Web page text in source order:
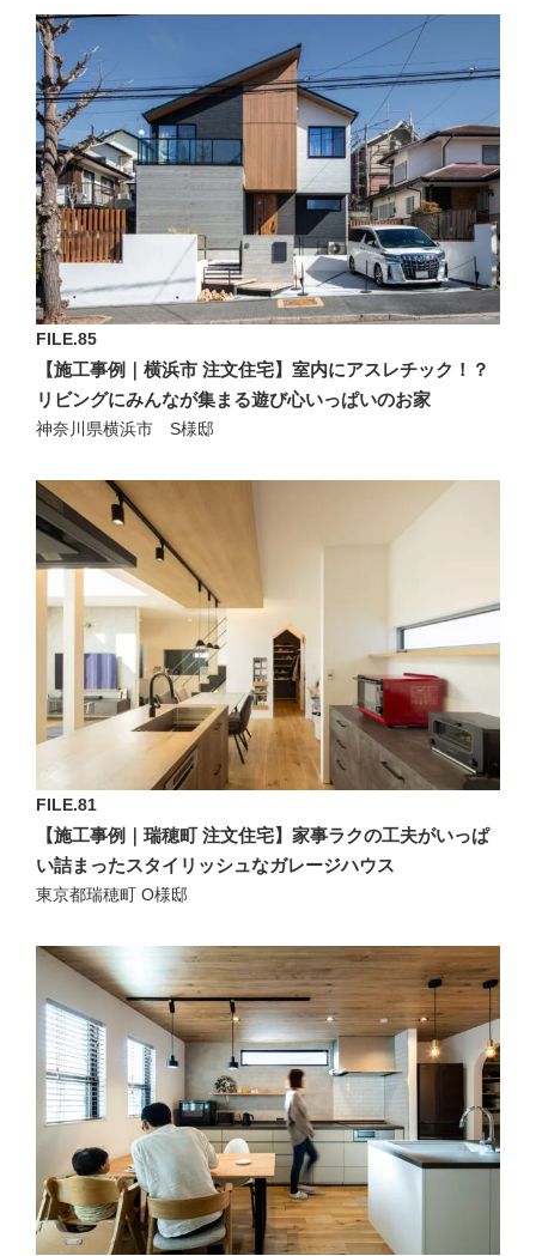
FILE.85
【施工事例｜横浜市 注文住宅】室内にアスレチック！？
リビングにみんなが集まる遊び心いっぱいのお家
神奈川県横浜市 S様邸
FILE.81
【施工事例｜瑞穂町 注文住宅】家事ラクの工夫がいっぱ
い詰まったスタイリッシュなガレージハウス
東京都瑞穂町 O様邸